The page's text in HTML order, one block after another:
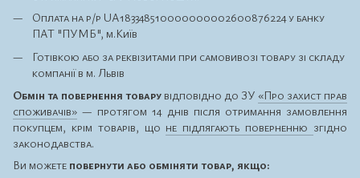
Оплата на р/р UA183348510000000002600876224 у банку
ПАТ "ПУМБ", м.Київ
Готівкою або за реквізитами при самовивозі товару зі складу
компанії в м. Львів
Обмін та повернення товару відповідно до ЗУ «Про захист прав
споживачів» — протягом 14 днів після отримання замовлення
покупцем, крім товарів, що не підлягають поверненню згідно
законодавства.
Ви можете повернути або обміняти товар, якщо: